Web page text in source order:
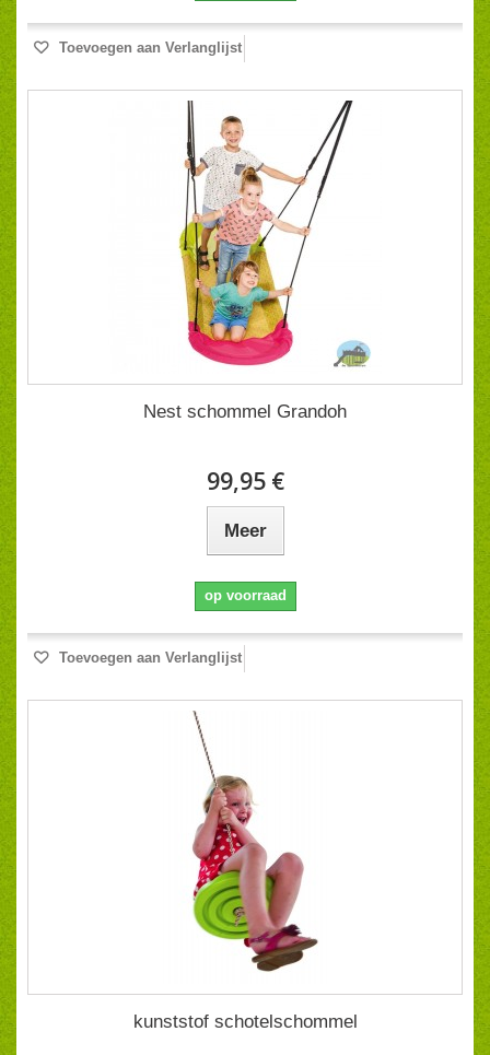
Toevoegen aan Verlanglijst
Nest schommel Grandoh
99,95 €
Meer
op voorraad
Toevoegen aan Verlanglijst
kunststof schotelschommel